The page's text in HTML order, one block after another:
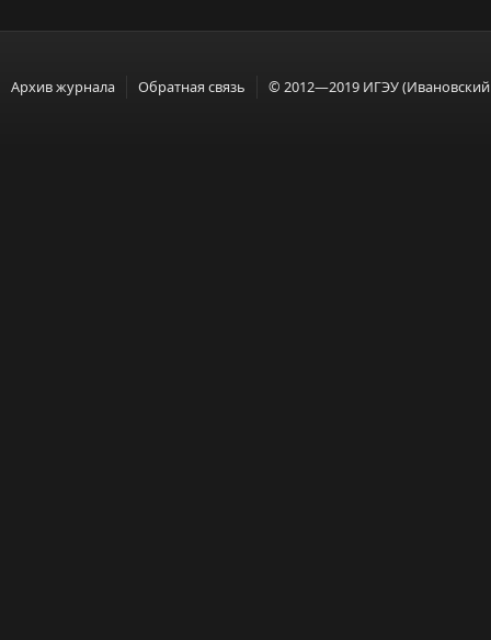
Архив журнала Обратная связь © 2012—2019 ИГЭУ (Ивановский